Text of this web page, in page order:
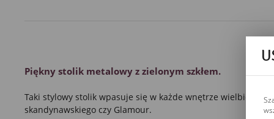
Piękny stolik metalowy z zielonym szkłem.
Taki stylowy stolikwpasuje się w każde wnętrze wielbicieli
skandynawskiego czy Glamour.